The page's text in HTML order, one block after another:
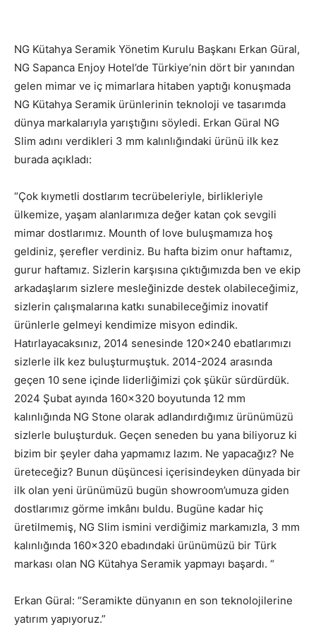
NG Kütahya Seramik Yönetim Kurulu Başkanı Erkan Güral,
NG Sapanca Enjoy Hotel’de Türkiye’nin dört bir yanından
gelen mimar ve iç mimarlara hitaben yaptığı konuşmada
NG Kütahya Seramik ürünlerinin teknoloji ve tasarımda
dünya markalarıyla yarıştığını söyledi. Erkan Güral NG
Slim adını verdikleri 3 mm kalınlığındaki ürünü ilk kez
burada açıkladı:
“Çok kıymetli dostlarım tecrübeleriyle, birlikleriyle
ülkemize, yaşam alanlarımıza değer katan çok sevgili
mimar dostlarımız. Mounth of love buluşmamıza hoş
geldiniz, şerefler verdiniz. Bu hafta bizim onur haftamız,
gurur haftamız. Sizlerin karşısına çıktığımızda ben ve ekip
arkadaşlarım sizlere mesleğinizde destek olabileceğimiz,
sizlerin çalışmalarına katkı sunabileceğimiz inovatif
ürünlerle gelmeyi kendimize misyon edindik.
Hatırlayacaksınız, 2014 senesinde 120×240 ebatlarımızı
sizlerle ilk kez buluşturmuştuk. 2014-2024 arasında
geçen 10 sene içinde liderliğimizi çok şükür sürdürdük.
2024 Şubat ayında 160×320 boyutunda 12 mm
kalınlığında NG Stone olarak adlandırdığımız ürünümüzü
sizlerle buluşturduk. Geçen seneden bu yana biliyoruz ki
bizim bir şeyler daha yapmamız lazım. Ne yapacağız? Ne
üreteceğiz? Bunun düşüncesi içerisindeyken dünyada bir
ilk olan yeni ürünümüzü bugün showroom’umuza giden
dostlarımız görme imkânı buldu. Bugüne kadar hiç
üretilmemiş, NG Slim ismini verdiğimiz markamızla, 3 mm
kalınlığında 160×320 ebadındaki ürünümüzü bir Türk
markası olan NG Kütahya Seramik yapmayı başardı. “
Erkan Güral: “Seramikte dünyanın en son teknolojilerine
yatırım yapıyoruz.”